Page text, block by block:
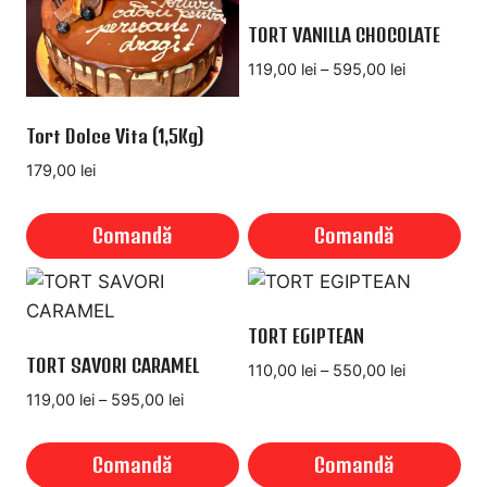
mai
multe
variații.
pot
fi
în
pagina
produsului.
Tort Dolce Vita (1,5Kg)
179,00 lei
Comandă
TORT VANILLA CHOCOLATE
119,00 lei – 595,00 leiInterval
595,00 lei
Comandă
Acest
are
mai
Opțiunile
pot
TORT SAVORI CARAMEL
119,00 lei – 595,00 leiInterval
prețuri:
119,00 lei
Comandă
TORT EGIPTEAN
110,00 lei – 550,00 leiInterval
110,00 lei
Comandă